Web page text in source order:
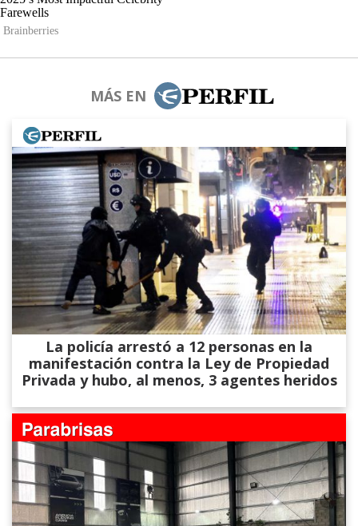
MÁS EN
La policía arrestó a 12 personas en la
manifestación contra la Ley de Propiedad
Privada y hubo, al menos, 3 agentes heridos